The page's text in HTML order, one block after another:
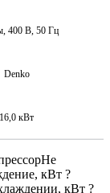
400 В, 50 Гц
Denko
16,0 кВт
кВт ?
кВт ?